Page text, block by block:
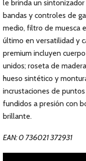
le brinda un
bandas y controles de
medio, filtro de muesca
último en versatilidad y
premium incluyen
unidos; roseta de
hueso sintético y
incrustaciones de
fundidos a presión con
brillante.
EAN: 0 736021 372931